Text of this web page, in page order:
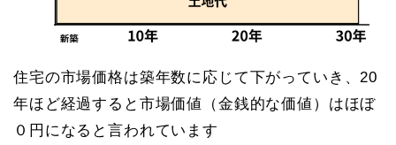
住宅の市場価格は築年数に応じて下がっていき、20
年ほど経過すると市場価値（金銭的な価値）はほぼ
０円になると言われています